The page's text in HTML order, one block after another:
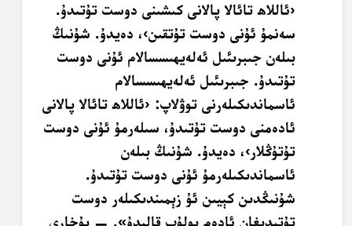
‹ئاللاھ تائالا پالانى كىشىنى دوست تۇتىدۇ.
سەنمۇ ئۇنى دوست تۇتقىن›، دەيدۇ. شۇنىڭ
بىلەن جىبرىئىل ئەلەيھىسسالام ئۇنى دوست
تۇتىدۇ. جىبرىئىل ئەلەيھىسسالام
ئاسماندىكىلەرنى توۋلاپ: ‹ئاللاھ تائالا پالانى
ئادەمنى دوست تۇتىدۇ، سىلەرمۇ ئۇنى دوست
تۇتۇڭلار›، دەيدۇ. شۇنىڭ بىلەن
ئاسماندىكىلەرمۇ ئۇنى دوست تۇتىدۇ.
شۇنىڭدىن كېيىن ئۇ زېمىندىكىلەر دوست
تۇتىدىغان ئادەم بولۇپ قالىدۇ». — بۇخارى